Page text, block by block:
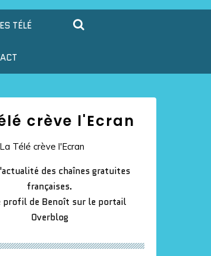
TÉLÉ
crève l'Ecran
des chaînes gratuites
françaises.
profil de Benoît sur le portail
Overblog